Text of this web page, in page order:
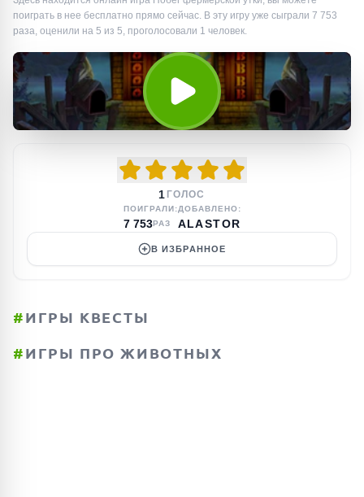
поиграть в нее бесплатно прямо сейчас. В эту игру уже сыграли 7 753
раза, оценили на 5 из 5, проголосовали 1 человек.
1 ГОЛОС
ПОИГРАЛИ:
7 753РАЗ
ДОБАВЛЕНО:
ALASTOR
В ИЗБРАННОЕ
#ИГРЫ КВЕСТЫ
#ИГРЫ ПРО ЖИВОТНЫХ